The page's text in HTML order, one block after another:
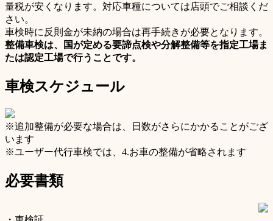
量税が安くなります。対応車種については店頭でご相談くだ
さい。
車検時に反則金が未納の場合は再手続きが必要となります。
整備車検は、国が定める要諦点検や分解整備等を指定工場ま
たは認定工場で行うことです。
車検スケジュール
※追加整備が必要な場合は、日数がさらにかかることがござ
います
※ユーザー代行車検では、4.お車の整備が省略されます
必要書類